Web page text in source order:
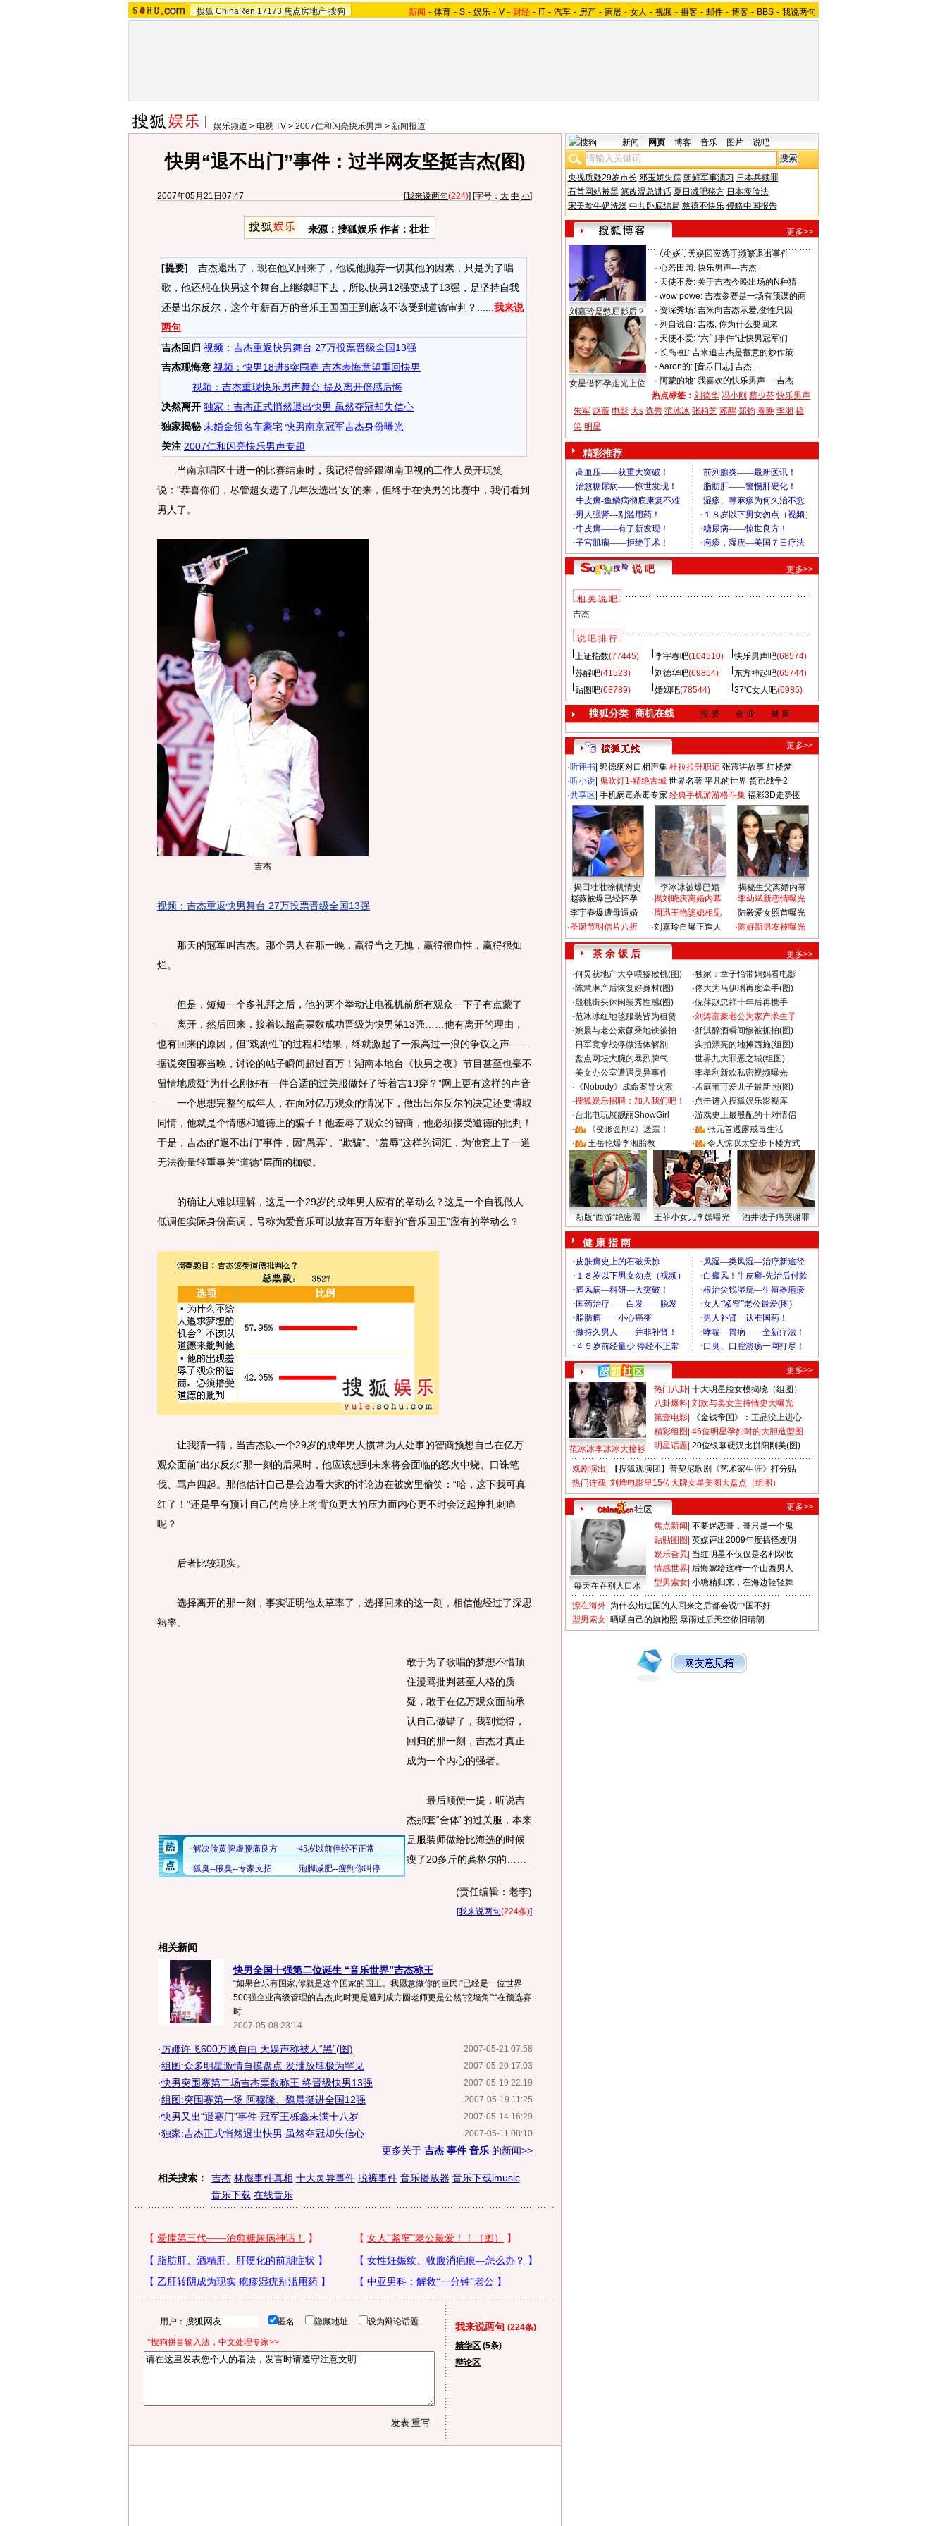
搜狐 ChinaRen 17173 焦点房地产 搜狗 新闻 - 体育 - S - 娱乐 - V - 财经 - IT - 汽车 - 房产 - 家居 - 女人 - 视频 - 播客 - 邮件 - 博客 - BBS - 我说两句
娱乐频道 > 电视 TV > 2007仁和闪亮快乐男声 > 新闻报道
快男“退不出门”事件：过半网友坚挺吉杰(图)
2007年05月21日07:47 [我来说两句(224)] [字号： 大 中 小]
来源：搜狐娱乐 作者：壮壮
[提要] 吉杰退出了，现在他又回来了，他说他抛弃一切其他的因素，只是为了唱
歌，他还想在快男这个舞台上继续唱下去，所以快男12强变成了13强，是坚持自我
还是出尔反尔，这个年薪百万的音乐王国国王到底该不该受到道德审判？...... 我来说
两句
吉杰回归 视频：吉杰重返快男舞台 27万投票晋级全国13强
吉杰现悔意 视频：快男18进6突围赛 吉杰表悔意望重回快男
视频：吉杰重现快乐男声舞台 提及离开倍感后悔
决然离开 独家：吉杰正式悄然退出快男 虽然夺冠却失信心
独家揭秘未婚金领名车豪宅 快男南京冠军吉杰身份曝光
关注 2007仁和闪亮快乐男声专题
当南京唱区十进一的比赛结束时，我记得曾经跟湖南卫视的工作人员开玩笑
说：“恭喜你们，尽管超女选了几年没选出‘女’的来，但终于在快男的比赛中，我们看到
男人了。
吉杰
视频：吉杰重返快男舞台 27万投票晋级全国13强
那天的冠军叫吉杰。那个男人在那一晚，嬴得当之无愧，赢得很血性，赢得很灿
烂。
但是，短短一个多礼拜之后，他的两个举动让电视机前所有观众一下子有点蒙了
——离开，然后回来，接着以超高票数成功晋级为快男第13强……他有离开的理由，
也有回来的原因，但“戏剧性”的过程和结果，终就激起了一浪高过一浪的争议之声——
据说突围赛当晚，讨论的帖子瞬间超过百万！湖南本地台《快男之夜》节目甚至也毫不
留情地质疑“为什么刚好有一件合适的过关服做好了等着吉13穿？”网上更有这样的声音
——一个思想完整的成年人，在面对亿万观众的情况下，做出出尔反尔的决定还要博取
同情，他就是个情感和道德上的骗子！他羞辱了观众的智商，他必须接受道德的批判！
于是，吉杰的“退不出门”事件，因“愚弄”、“欺骗”、“羞辱”这样的词汇，为他套上了一道
无法衡量轻重事关“道德”层面的枷锁。
的确让人难以理解，这是一个29岁的成年男人应有的举动么？这是一个自视做人
低调但实际身份高调，号称为爱音乐可以放弃百万年薪的“音乐国王”应有的举动么？
让我猜一猜，当吉杰以一个29岁的成年男人惯常为人处事的智商预想自己在亿万
观众面前“出尔反尔”那一刻的后果时，他应该想到未来将会面临的怒火中烧、口诛笔
伐、骂声四起。那他估计自己是会边看大家的讨论边在被窝里偷笑：“哈，这下我可真
红了！”还是早有预计自己的肩膀上将背负更大的压力而内心更不时会泛起挣扎刺痛
呢？
后者比较现实。
选择离开的那一刻，事实证明他太草率了，选择回来的这一刻，相信他经过了深思
熟率。
敢于为了歌唱的梦想不惜顶
住漫骂批判甚至人格的质
疑，敢于在亿万观众面前承
认自己做错了，我到觉得，
回归的那一刻，吉杰才真正
成为一个内心的强者。
最后顺便一提，听说吉
杰那套“合体”的过关服，本来
是服装师做给比海选的时候
瘦了20多斤的龚格尔的……
(责任编辑：老李)
[我来说两句(224条)]
相关新闻
快男全国十强第二位诞生 “音乐世界”吉杰称王
“如果音乐有国家,你就是这个国家的国王。我愿意做你的臣民!”已经是一位世界
500强企业高级管理的吉杰,此时更是遭到成方圆老师更是公然“挖墙角”:“在预选赛
时...
2007-05-08 23:14
2007-05-21 07:58
· 厉娜许飞600万换自由 天娱声称被人“黑”(图)
2007-05-20 17:03
·组图:众多明星激情自摸盘点 发泄放肆极为罕见
2007-05-19 22:19
·快男突围赛第二场吉杰票数称王 终晋级快男13强
2007-05-19 11:25
·组图:突围赛第一场 阿穆隆、魏晨挺进全国12强
2007-05-14 16:29
·快男又出“退赛门”事件 冠军王栎鑫未满十八岁
2007-05-11 08:10
·独家:吉杰正式悄然退出快男 虽然夺冠却失信心
更多关于 吉杰 事件 音乐的新闻>>
相关搜索： 吉杰 林彪事件真相 十大灵异事件 脱裤事件 音乐播放器 音乐下载imusic
音乐下载 在线音乐
用户： 匿名 隐藏地址 设为辩论话题
*搜狗拼音输入法，中文处理专家>>
我来说两句 (224条)
精华区 (5条)
辩论区
新闻 网页 博客 音乐 图片 说吧
央视质疑29岁市长 邓玉娇失踪 朝鲜军事演习 日本兵赎罪
石首网站被黑 篡改温总讲话 夏日减肥秘方 日本瘦脸法
宋美龄牛奶洗澡 中共卧底结局 慈禧不快乐 侵略中国报告
更多>>
刘嘉玲是憋屈影后？
女星借怀孕走光上位
· /.尐妖·: 天娱回应选手频繁退出事件
· 心若田园: 快乐男声---吉杰
· 天使不爱: 关于吉杰今晚出场的N种猜
· wow powe: 吉杰参赛是一场有预谋的商
· 资深秀场: 吉米向吉杰示爱,变性只因
· 列自说自: 吉杰, 你为什么要回来
· 天使不爱: “六门事件”让快男冠军们
· 长岛·虹: 吉米追吉杰是蓄意的炒作策
· Aaron的: [音乐日志] 吉杰...
· 阿蒙的地: 我喜欢的快乐男声----吉杰
热点标签： 刘德华 冯小刚 蔡少芬 快乐男声
朱军 赵薇 电影 大s 选秀 范冰冰 张柏芝 苏醒 郑钧 春晚 李湘 搞
笑 明星
精彩推荐
说 吧 更多>>
相 关 说 吧
吉杰
说 吧 排 行
上证指数(77445) 李宇春吧(104510) 快乐男声吧(68574)
苏醒吧(41523) 刘德华吧(69854) 东方神起吧(65744)
贴图吧(68789) 婚姻吧(78544) 37℃女人吧(6985)
搜狐分类| 商机在线 投 资 创 业 健 康
更多>>
·听评书 郭德纲对口相声集 杜拉拉升职记 张震讲故事 红楼梦
·听小说 鬼吹灯1-精绝古城 世界名著 平凡的世界 货币战争2
·共享区 手机病毒杀毒专家 经典手机游游格斗集 福彩3D走势图
揭田壮壮徐帆情史 李冰冰被爆已婚
揭秘生父离婚内幕
·赵薇被爆已经怀孕
·李宇春爆遭母逼婚
·圣诞节明信片八折
·揭刘晓庆离婚内幕
·周迅王艳婆媳相见
·刘嘉玲自曝正造人
·李幼斌新恋情曝光
·陆毅爱女照首曝光
·陈好新男友被曝光
茶 余 饭 后
更多>>
·何炅获地产大亨喂猕猴桃(图) ·独家：章子怡带妈妈看电影
·陈慧琳产后恢复好身材(图) ·佟大为马伊琍再度牵手(图)
·殷桃街头休闲装秀性感(图) ·倪萍赵忠祥十年后再携手
·范冰冰红地毯服装皆为租赁 ·刘涛富豪老公为家产求生子
·姚晨与老公素颜乘地铁被拍 ·舒淇醉酒瞬间惨被抓拍(图)
· 日军竟拿战俘做活体解剖 ·实拍漂亮的地摊西施(组图)
·盘点网坛大腕的暴烈脾气 ·世界九大罪恶之城(组图)
·美女办公室遭遇灵异事件 ·李孝利新欢私密视频曝光
· 《Nobody》成命案导火索 ·孟庭苇可爱儿子最新照(图)
·搜狐娱乐招聘：加入我们吧！ ·点击进入搜狐娱乐影视库
·台北电玩展靓丽ShowGirl ·游戏史上最般配的十对情侣
·
《变形金刚2》送票！ ·
张元首透露戒毒生活
·
王岳伦爆李湘胎教 · 令人惊叹太空步下楼方式
新版“西游”绝密照 王菲小女儿李嫣曝光 酒井法子痛哭谢罪
健 康 指 南
更多>>
范冰冰李冰冰大撞衫
热门八卦 十大明星脸女模揭晓（组图）
八卦爆料 刘欢与美女主持情史大曝光
第壹电影
《金钱帝国》：王晶没上进心
精彩组图 46位明星孕妇时的大胆造型图
明星话题 20位银幕硬汉比拼阳刚美(图)
戏剧演出
【搜狐观演团】普契尼歌剧《艺术家生涯》打分贴
热门连载 刘烨电影里15位大牌女星美图大盘点（组图）
更多>>
每天在吞别人口水
焦点新闻 不要迷恋哥，哥只是一个鬼
贴贴图图 英媒评出2009年度搞怪发明
娱乐旮旯 当红明星不仅仅是名利双收
情感世界 后悔嫁给这样一个山西男人
型男索女 小糖精归来，在海边轻轻舞
漂在海外 为什么出过国的人回来之后都会说中国不好
型男索女 晒晒自己的旗袍照 暴雨过后天空依旧晴朗